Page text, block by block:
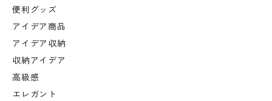
便利グッズ
アイデア商品
アイデア収納
収納アイデア
高級感
エレガント